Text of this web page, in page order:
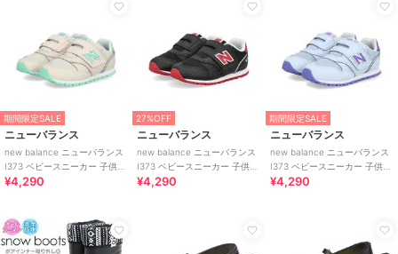
期間限定SALE
ニューバランス
new balance ニューバランス
I373 ベビースニーカー 子供靴
ワンベルト
¥4,290
27%OFF
ニューバランス
new balance ニューバランス
I373 ベビースニーカー 子供靴
ワンベルト
¥4,290
期間限定SALE
ニューバランス
new balance ニューバランス
I373 ベビースニーカー 子供靴
ワンベルト
¥4,290